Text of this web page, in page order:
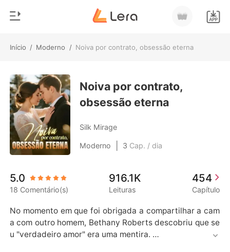
Início / Moderno / Noiva por contrato, obsessão eterna
Loja
Histórico
Sair
Baixar App
Gênero
Moderno
Lobisomem
Contos
Bilionários
Contos Curtos
Noiva por contrato,
obsessão eterna
Silk Mirage
Moderno 3 Cap. / dia
5.0
18 Comentário(s)
916.1K
Leituras
454
Capítulo
No momento em que foi obrigada a compartilhar a cam
a com outro homem, Bethany Roberts descobriu que se
u "verdadeiro amor" era uma mentira.